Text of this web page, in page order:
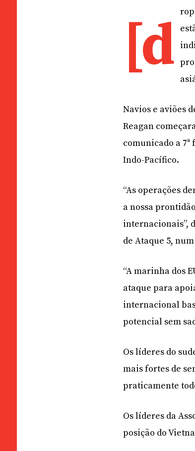
[d
Navios e aviões
Reagan
comunicado a 7ª
Indo-Pacífico.
“As operações
a nossa
internacionais”,
de Ataque 5,
“A marinha dos
ataque para
internacional
potencial sem
Os líderes do
mais fortes de
praticamente
Os líderes da
posição do